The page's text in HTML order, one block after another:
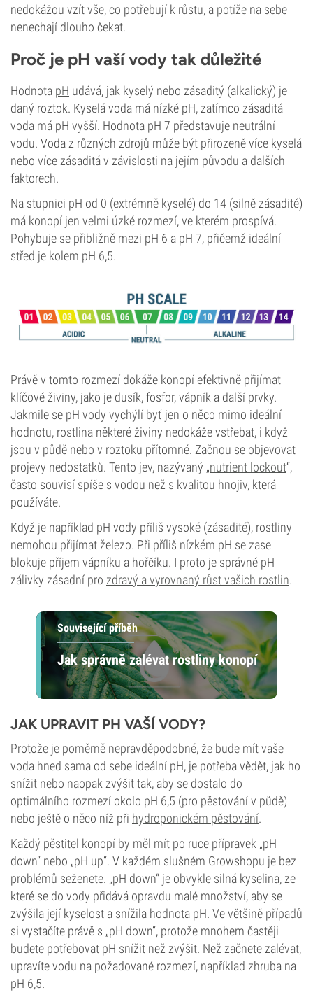
nedokážou vzít vše, co potřebují k růstu, a potíže na sebe
nenechají dlouho čekat.
Proč je pH vaší vody tak důležité
Hodnota pH udává, jak kyselý nebo zásaditý (alkalický) je
daný roztok. Kyselá voda má nízké pH, zatímco zásaditá
voda má pH vyšší. Hodnota pH 7 představuje neutrální
vodu. Voda z různých zdrojů může být přirozeně více kyselá
nebo více zásaditá v závislosti na jejím původu a dalších
faktorech.
Na stupnici pH od 0 (extrémně kyselé) do 14 (silně zásadité)
má konopí jen velmi úzké rozmezí, ve kterém prospívá.
Pohybuje se přibližně mezi pH 6 a pH 7, přičemž ideální
střed je kolem pH 6,5.
Právě v tomto rozmezí dokáže konopí efektivně přijímat
klíčové živiny, jako je dusík, fosfor, vápník a další prvky.
Jakmile se pH vody vychýlí byť jen o něco mimo ideální
hodnotu, rostlina některé živiny nedokáže vstřebat, i když
jsou v půdě nebo v roztoku přítomné. Začnou se objevovat
projevy nedostatků. Tento jev, nazývaný „nutrient lockout“,
často souvisí spíše s vodou než s kvalitou hnojiv, která
používáte.
Když je například pH vody příliš vysoké (zásadité), rostliny
nemohou přijímat železo. Při příliš nízkém pH se zase
blokuje příjem vápníku a hořčíku. I proto je správné pH
zálivky zásadní pro zdravý a vyrovnaný růst vašich rostlin.
Související příběh
Jak správně zalévat rostliny konopí
JAK UPRAVIT PH VAŠÍ VODY?
Protože je poměrně nepravděpodobné, že bude mít vaše
voda hned sama od sebe ideální pH, je potřeba vědět, jak ho
snížit nebo naopak zvýšit tak, aby se dostalo do
optimálního rozmezí okolo pH 6,5 (pro pěstování v půdě)
nebo ještě o něco níž při hydroponickém pěstování.
Každý pěstitel konopí by měl mít po ruce přípravek „pH
down“ nebo „pH up“. V každém slušném Growshopu je bez
problémů seženete. „pH down“ je obvykle silná kyselina, ze
které se do vody přidává opravdu malé množství, aby se
zvýšila její kyselost a snížila hodnota pH. Ve většině případů
si vystačíte právě s „pH down“, protože mnohem častěji
budete potřebovat pH snížit než zvýšit. Než začnete zalévat,
upravíte vodu na požadované rozmezí, například zhruba na
pH 6,5.